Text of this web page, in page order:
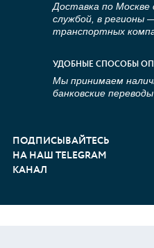
Доставка по Москве
службой, в регионы
транспортных
УДОБНЫЕ СПОСОБЫ
Мы принимаем
банковские переводы
ПОДПИСЫВАЙТЕСЬ
НА НАШ TELEGRAM
КАНАЛ